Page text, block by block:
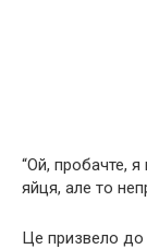
“Ой, пробачте, я
яйця, але то
Це призвело до